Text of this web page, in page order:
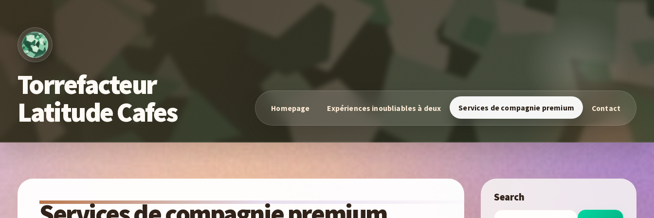
Torrefacteur
Latitude Cafes
Homepage Expériences inoubliables à deux Services de compagnie premium Contact
Search